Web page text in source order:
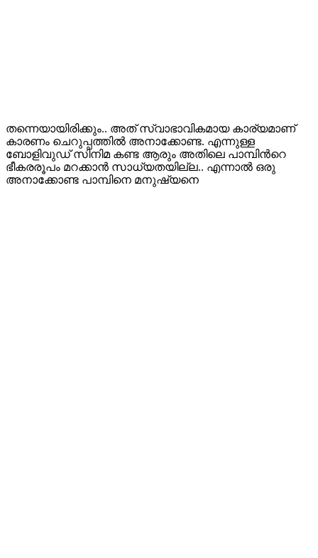
തന്നെയായിരിക്കും.. അത് സ്വാഭാവികമായ കാര്യമാണ്
കാരണം ചെറുപ്പത്തിൽ അനാക്കോണ്ട. എന്നുള്ള
ബോളിവുഡ് സിനിമ കണ്ട ആരും അതിലെ പാമ്പിൻറെ
ഭീകരരൂപം മറക്കാൻ സാധ്യതയില്ല.. എന്നാൽ ഒരു
അനാക്കോണ്ട പാമ്പിനെ മനുഷ്യനെ